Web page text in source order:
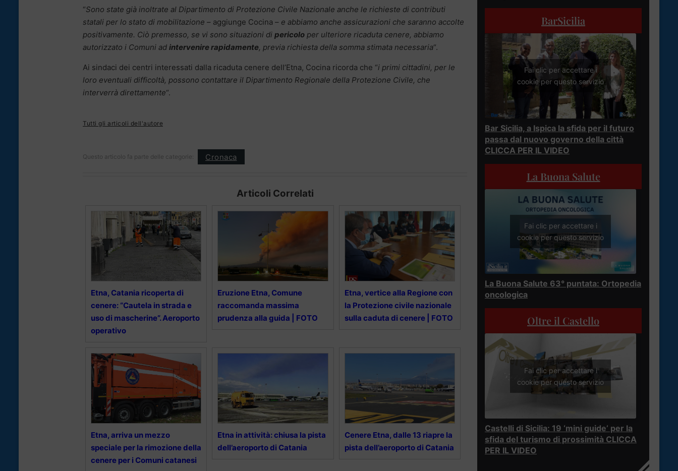
“Sono state già inoltrate al Dipartimento di Protezione Civile Nazionale anche le richieste di contributi
statali per lo stato di mobilitazione – aggiunge Cocina – e abbiamo anche assicurazioni che saranno accolte
positivamente. Ciò premesso, se vi sono situazioni di pericolo per ulteriore ricaduta cenere, abbiamo
autorizzato i Comuni ad intervenire rapidamente, previa richiesta della somma stimata necessaria“.
Ai sindaci dei centri interessati dalla ricaduta cenere dell’Etna, Cocina ricorda che “i primi cittadini, per le
loro eventuali difficoltà, possono contattare il Dipartimento Regionale della Protezione Civile, che
interverrà direttamente“.
Tutti gli articoli dell'autore
Questo articolo fa parte delle categorie: Cronaca
Articoli Correlati
Etna, Catania ricoperta di
cenere: “Cautela in strada e
uso di mascherine”. Aeroporto
operativo
Eruzione Etna, Comune
raccomanda massima
prudenza alla guida | FOTO
Etna, vertice alla Regione con
la Protezione civile nazionale
sulla caduta di cenere | FOTO
Etna, arriva un mezzo
speciale per la rimozione della
cenere per i Comuni catanesi
Etna in attività: chiusa la pista
dell’aeroporto di Catania
Cenere Etna, dalle 13 riapre la
pista dell’aeroporto di Catania
BarSicilia
Fai clic per accettare i
cookie per questo servizio
Bar Sicilia, a Ispica la sfida per il futuro
passa dal nuovo governo della città
CLICCA PER IL VIDEO
La Buona Salute
Fai clic per accettare i
cookie per questo servizio
La Buona Salute 63° puntata: Ortopedia
oncologica
Oltre il Castello
Fai clic per accettare i
cookie per questo servizio
Castelli di Sicilia: 19 ‘mini guide’ per la
sfida del turismo di prossimità CLICCA
PER IL VIDEO